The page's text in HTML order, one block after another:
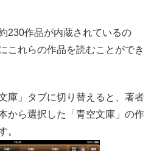
230作品が内蔵されているの
これらの作品を読むことができ
庫」タブに切り替えると、著者
から選択した「青空文庫」の作
。